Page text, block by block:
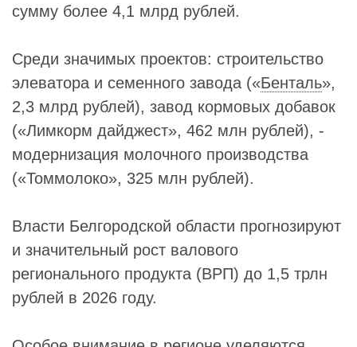
сумму более 4,1 млрд рублей.
Среди значимых проектов: строительство
элеватора и семенного завода («Бенталь»,
2,3 млрд рублей), завод кормовых добавок
(«Лимкорм дайджест», 462 млн рублей), -
модернизация молочного производства
(«Томмолоко», 325 млн рублей).
Власти Белгородской области прогнозируют
и значительный рост валового
регионального продукта (ВРП) до 1,5 трлн
рублей в 2026 году.